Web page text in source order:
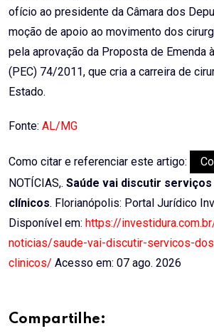
ofício ao presidente da Câmara dos
moção de apoio ao movimento dos
pela aprovação da Proposta de Emenda
(PEC) 74/2011, que cria a carreira de
Estado.
Fonte: AL/MG
Como citar e referenciar este artigo:
NOTÍCIAS,. Saúde vai discutir
clínicos. Florianópolis: Portal Jurídico
Disponível em: https://
noticias/saude-vai-discutir-servicos-
clinicos/ Acesso em: 07 ago. 2026
Compartilhe: